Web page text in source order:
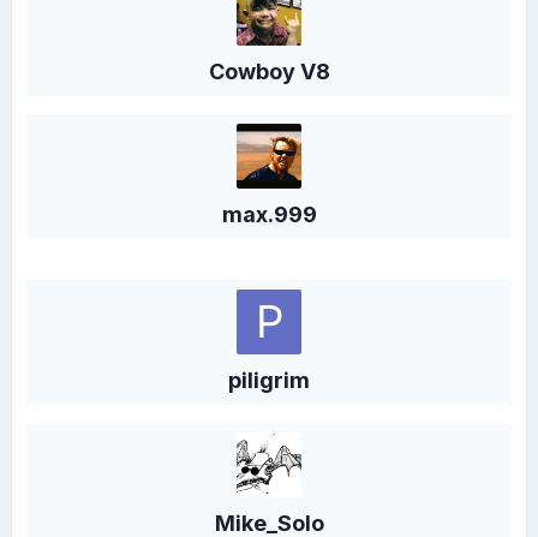
Cowboy V8
max.999
piligrim
Mike_Solo